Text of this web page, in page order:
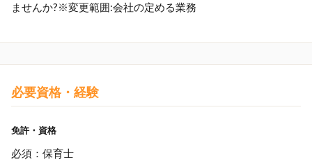
ませんか?※変更範囲:会社の定める業務
必要資格・経験
免許・資格
必須：保育士